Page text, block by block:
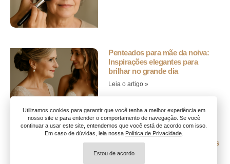
Penteados para mãe da noiva:
Inspirações elegantes para
brilhar no grande dia
Leia o artigo »
Vestido para mãe da noiva:
cores, modelos e dicas elegantes
Leia o artigo »
Utilizamos cookies para garantir que você tenha a melhor experiência em
nosso site e para entender o comportamento de navegação. Se você
continuar a usar este site, entendemos que você está de acordo com isso.
Em caso de dúvidas, leia nossa Política de Privacidade.
Estou de acordo